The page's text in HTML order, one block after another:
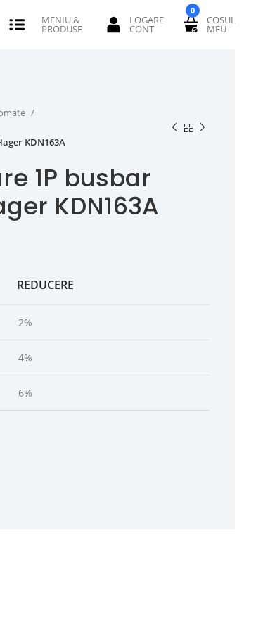
0
KDN163A
1P busbar
KDN163A
REDUCERE
2%
4%
6%